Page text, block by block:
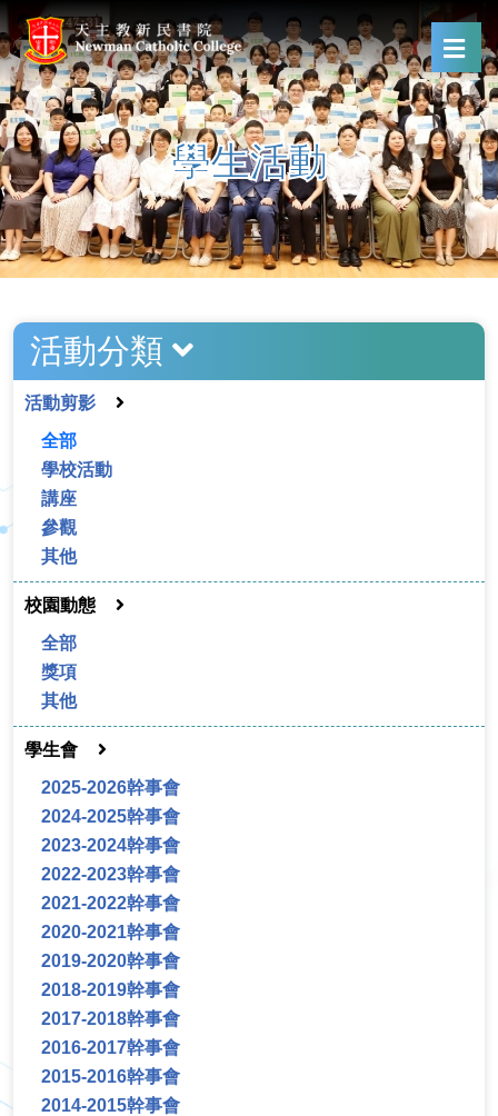
學生活動
活動分類
活動剪影
全部
學校活動
講座
參觀
其他
校園動態
全部
獎項
其他
學生會
2025-2026幹事會
2024-2025幹事會
2023-2024幹事會
2022-2023幹事會
2021-2022幹事會
2020-2021幹事會
2019-2020幹事會
2018-2019幹事會
2017-2018幹事會
2016-2017幹事會
2015-2016幹事會
2014-2015幹事會